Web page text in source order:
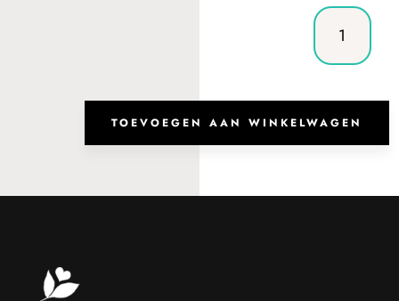
Heuptas
Beirut
Ice
aantal
TOEVOEGEN AAN WINKELWAGEN